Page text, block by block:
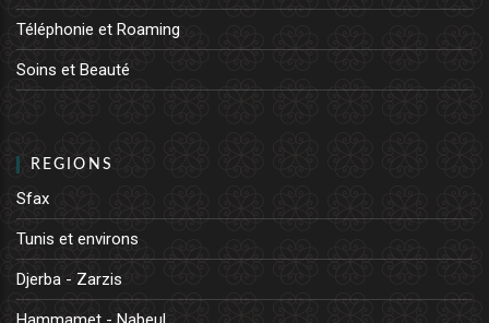
Téléphonie et Roaming
Soins et Beauté
REGIONS
Sfax
Tunis et environs
Djerba - Zarzis